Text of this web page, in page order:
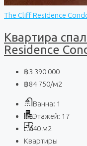
The Cliff Residence
Квартира
Residence
฿3 390 000
฿84 750/м2
Ванна: 1
Этажей: 17
40 м2
Квартиры